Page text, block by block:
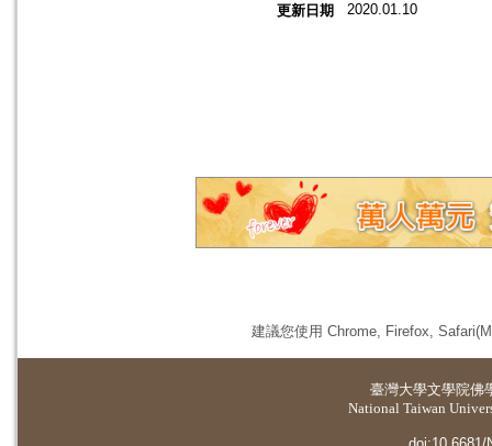
更新日期 2020.01.10
建議您使用 Chrome, Firefox,
臺灣大學文學院佛
National Taiwan